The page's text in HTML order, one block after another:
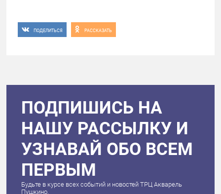
ПОДЕЛИТЬСЯ РАССКАЗАТЬ
ПОДПИШИСЬ НА
НАШУ РАССЫЛКУ И
УЗНАВАЙ ОБО ВСЕМ
ПЕРВЫМ
Будьте в курсе всех событий и новостей ТРЦ Акварель
Пушкино.